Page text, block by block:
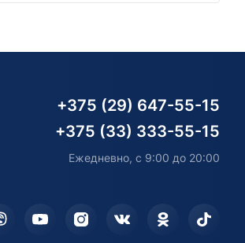
+375 (29) 647-55-15
+375 (33) 333-55-15
Ежедневно, с 9:00 до 20:00